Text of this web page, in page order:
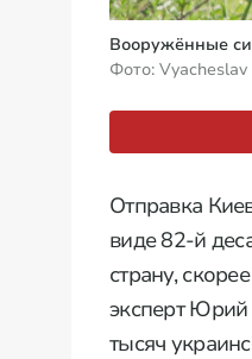
Вооружённые
Фото:
Отправка
виде 82-й
страну,
эксперт Юрий
тысяч